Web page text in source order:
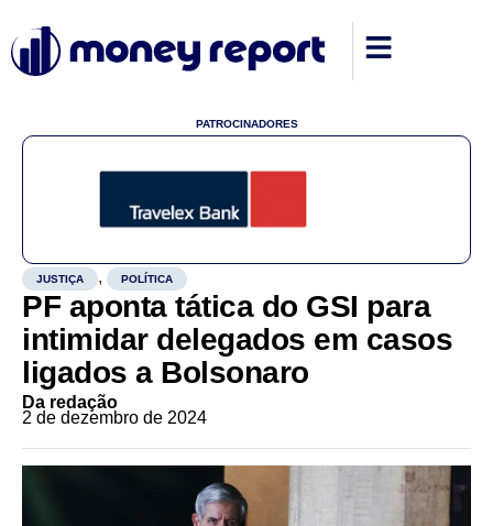
PATROCINADORES
JUSTIÇA , POLÍTICA
PF aponta tática do GSI para
intimidar delegados em casos
ligados a Bolsonaro
Da redação
2 de dezembro de 2024